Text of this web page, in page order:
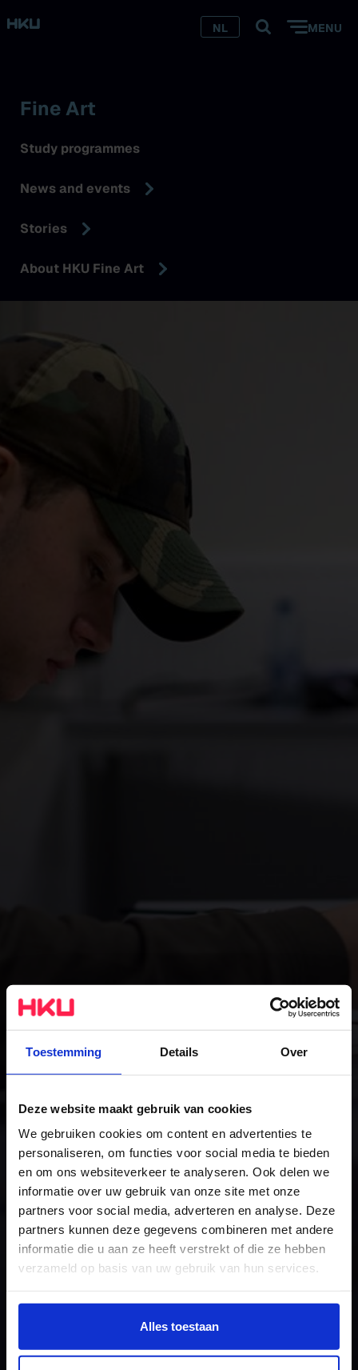
Toestemming Details Over
Deze website maakt gebruik van cookies
We gebruiken cookies om content en advertenties te
personaliseren, om functies voor social media te bieden
en om ons websiteverkeer te analyseren. Ook delen we
informatie over uw gebruik van onze site met onze
partners voor social media, adverteren en analyse. Deze
partners kunnen deze gegevens combineren met andere
informatie die u aan ze heeft verstrekt of die ze hebben
verzameld op basis van uw gebruik van hun services.
Wil je meer weten of de voorkeur aanpassen, bekijk dan
https://www.hku.nl/privacy-statement-en-
Alles toestaan
NL MENU
Fine Art
Study programmes
News and events
Stories
About HKU Fine Art